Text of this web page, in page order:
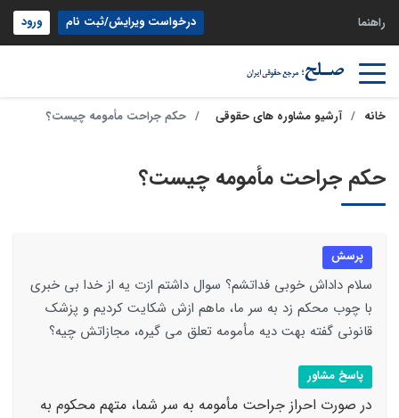
راهنما درخواست ویرایش/ثبت نام ورود
خانه آرشیو مشاوره های حقوقی حکم جراحت مأمومه چیست؟
حکم جراحت مأمومه چیست؟
پرسش
سلام داداش خوبی فداتشم؟ سوال داشتم ازت یه از خدا بی خبری
با چوب محکم زد به سر ما، ماهم ازش شکایت کردیم و پزشک
قانونی گفته بهت دیه مأمومه تعلق می گیره، مجازاتش چیه؟
پاسخ مشاور
در صورت احراز جراحت مأمومه به سر شما، متهم محکوم به